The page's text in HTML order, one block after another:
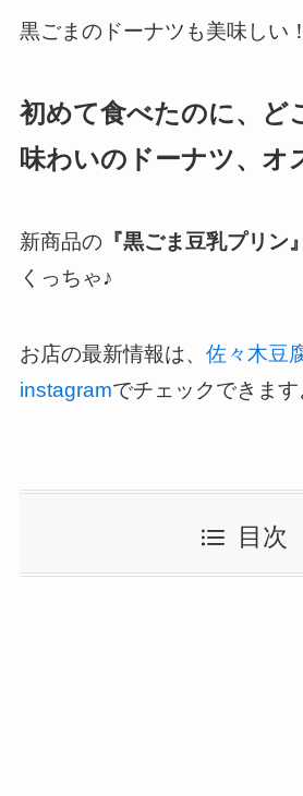
黒ごまのドーナツも美味しい！
初めて食べたのに、ど
味わいのドーナツ、オ
新商品の『黒ごま豆乳プリン』
くっちゃ♪
お店の最新情報は、 佐々木豆
instagramでチェックできます
目次